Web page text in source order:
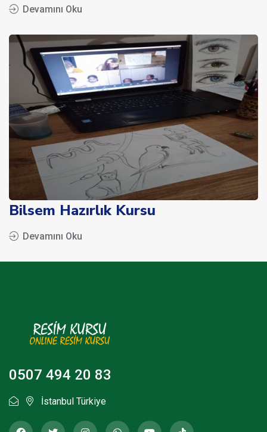
Devamını Oku
Bilsem Hazırlık Kursu
Devamını Oku
0507 494 20 83
İstanbul Türkiye